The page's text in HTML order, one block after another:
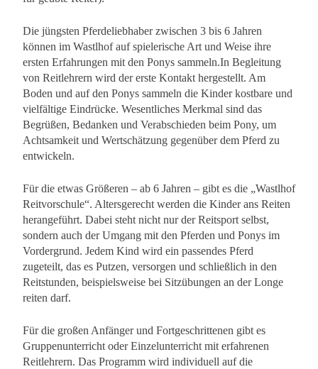
Die jüngsten Pferdeliebhaber zwischen 3 bis 6 Jahren
können im Wastlhof auf spielerische Art und Weise ihre
ersten Erfahrungen mit den Ponys sammeln.In Begleitung
von Reitlehrern wird der erste Kontakt hergestellt. Am
Boden und auf den Ponys sammeln die Kinder kostbare und
vielfältige Eindrücke. Wesentliches Merkmal sind das
Begrüßen, Bedanken und Verabschieden beim Pony, um
Achtsamkeit und Wertschätzung gegenüber dem Pferd zu
entwickeln.
Für die etwas Größeren – ab 6 Jahren – gibt es die „Wastlhof
Reitvorschule“. Altersgerecht werden die Kinder ans Reiten
herangeführt. Dabei steht nicht nur der Reitsport selbst,
sondern auch der Umgang mit den Pferden und Ponys im
Vordergrund. Jedem Kind wird ein passendes Pferd
zugeteilt, das es Putzen, versorgen und schließlich in den
Reitstunden, beispielsweise bei Sitzübungen an der Longe
reiten darf.
Für die großen Anfänger und Fortgeschrittenen gibt es
Gruppenunterricht oder Einzelunterricht mit erfahrenen
Reitlehrern. Das Programm wird individuell auf die